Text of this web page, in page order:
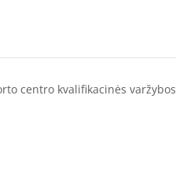
centro kvalifikacinės varžybos